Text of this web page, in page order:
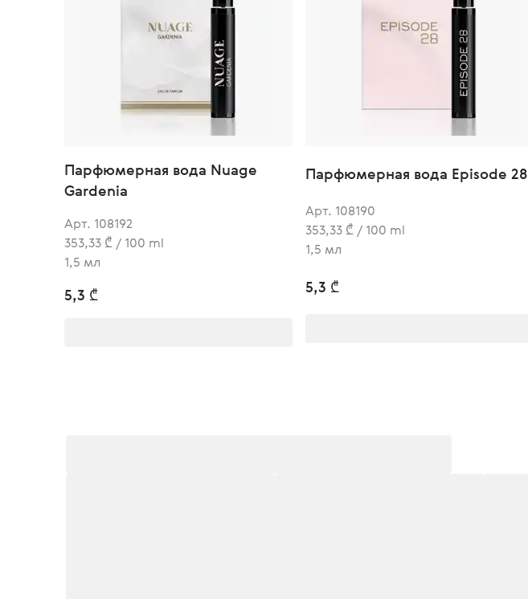
Парфюмерная вода Nuage
Gardenia
Арт. 108192
353,33 ₾ / 100 ml
1,5 мл
5,3 ₾
Парфюмерная вода Episode 28
Арт. 108190
353,33 ₾ / 100 ml
1,5 мл
5,3 ₾